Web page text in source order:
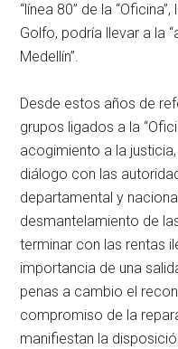
“línea 80” de la
Golfo, podría llevar a la
Medellín”.
Desde estos años de
grupos ligados a la
acogimiento a la
diálogo con las
departamental y
desmantelamiento de
terminar con las rentas
importancia de una
penas a cambio el
compromiso de la
manifiestan la